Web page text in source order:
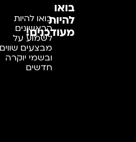
בואו
להיות
מעודכנים!
בואו להיות
הראשונים
לשמוע על
מבצעים שווים
ובשמי יוקרה
חדשים